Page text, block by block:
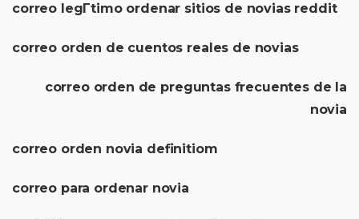
correo legГ­timo ordenar sitios de novias reddit
correo orden de cuentos reales de novias
correo orden de preguntas frecuentes de la
novia
correo orden novia definitiom
correo para ordenar novia